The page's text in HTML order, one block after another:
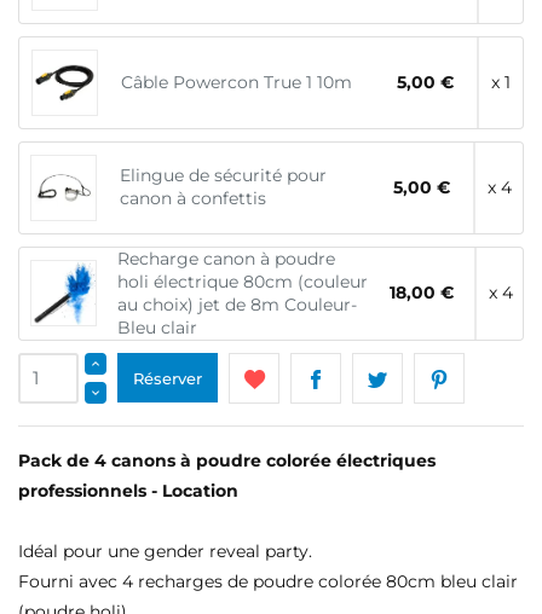
Câble Powercon True 1 10m 5,00 € x 1
Elingue de sécurité pour
canon à confettis
5,00 € x 4
Recharge canon à poudre
holi électrique 80cm (couleur
au choix) jet de 8m Couleur-
Bleu clair
18,00 € x 4
Réserver
Pack de 4 canons à poudre colorée électriques
professionnels - Location
Idéal pour une gender reveal party.
Fourni avec 4 recharges de poudre colorée 80cm bleu clair